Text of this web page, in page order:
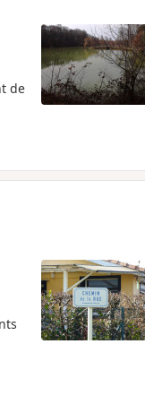
de